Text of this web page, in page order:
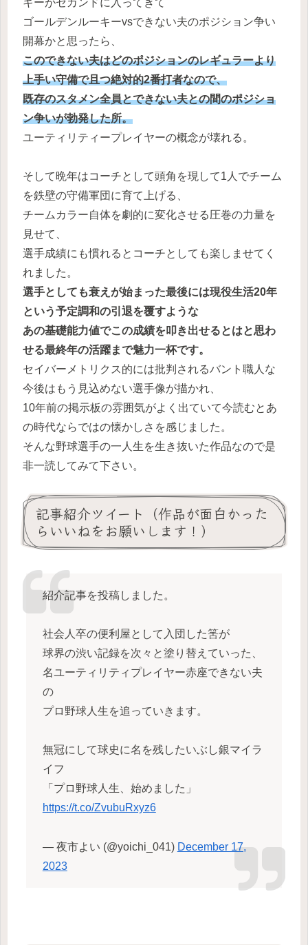
ゴールデンルーキーvsできない夫のポジション争い
開幕かと思ったら、
このできない夫はどのポジションのレギュラーより
上手い守備で且つ絶対的2番打者なので、
既存のスタメン全員とできない夫との間のポジショ
ン争いが勃発した所。
ユーティリティープレイヤーの概念が壊れる。
そして晩年はコーチとして頭角を現して1人でチーム
を鉄壁の守備軍団に育て上げる、
チームカラー自体を劇的に変化させる圧巻の力量を
見せて、
選手成績にも慣れるとコーチとしても楽しませてく
れました。
選手としても衰えが始まった最後には現役生活20年
という予定調和の引退を覆すような
あの基礎能力値でこの成績を叩き出せるとはと思わ
せる最終年の活躍まで魅力一杯です。
セイバーメトリクス的には批判されるバント職人な
今後はもう見込めない選手像が描かれ、
10年前の掲示板の雰囲気がよく出ていて今読むとあ
の時代ならではの懐かしさを感じました。
そんな野球選手の一人生を生き抜いた作品なので是
非一読してみて下さい。
記事紹介ツイート（作品が面白かった
らいいねをお願いします！）
紹介記事を投稿しました。
社会人卒の便利屋として入団した筈が
球界の渋い記録を次々と塗り替えていった、
名ユーティリティプレイヤー赤座できない夫
の
プロ野球人生を追っていきます。
無冠にして球史に名を残したいぶし銀マイラ
イフ
「プロ野球人生、始めました」
https://t.co/ZvubuRxyz6
— 夜市よい (@yoichi_041) December 17,
2023